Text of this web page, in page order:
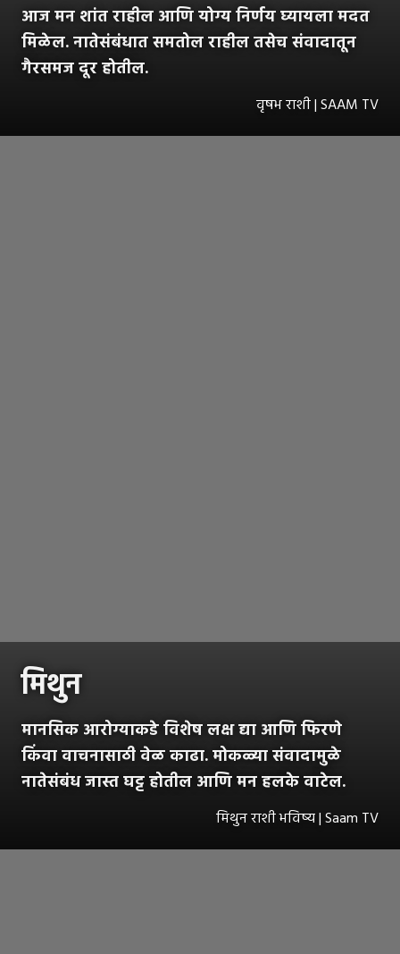
आज मन शांत राहील आणि योग्य निर्णय घ्यायला मदत
मिळेल. नातेसंबंधात समतोल राहील तसेच संवादातून
गैरसमज दूर होतील.
वृषभ राशी | SAAM TV
मिथुन
मानसिक आरोग्याकडे विशेष लक्ष द्या आणि फिरणे
किंवा वाचनासाठी वेळ काढा. मोकळ्या संवादामुळे
नातेसंबंध जास्त घट्ट होतील आणि मन हलके वाटेल.
मिथुन राशी भविष्य | Saam TV